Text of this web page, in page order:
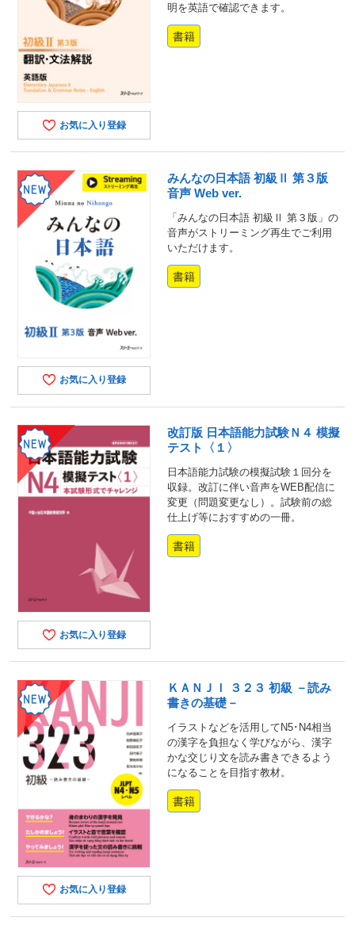
お気に入り登録
明を英語で確認できます。
書籍
お気に入り登録
みんなの日本語 初級Ⅱ 第３版
音声 Web ver.
「みんなの日本語 初級Ⅱ 第３版」の
音声がストリーミング再生でご利用
いただけます。
書籍
お気に入り登録
改訂版 日本語能力試験Ｎ４ 模擬
テスト〈１〉
日本語能力試験の模擬試験１回分を
収録。改訂に伴い音声をWEB配信に
変更（問題変更なし）。試験前の総
仕上げ等におすすめの一冊。
書籍
お気に入り登録
ＫＡＮＪＩ ３２３ 初級 －読み
書きの基礎－
イラストなどを活用してN5･N4相当
の漢字を負担なく学びながら、漢字
かな交じり文を読み書きできるよう
になることを目指す教材。
書籍